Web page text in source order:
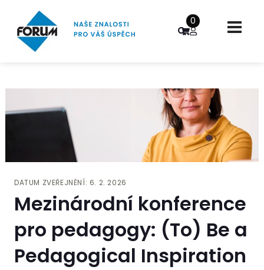
0
DATUM ZVEŘEJNĚNÍ: 6. 2. 2026
Mezinárodní konference
pro pedagogy: (To) Be a
Pedagogical Inspiration